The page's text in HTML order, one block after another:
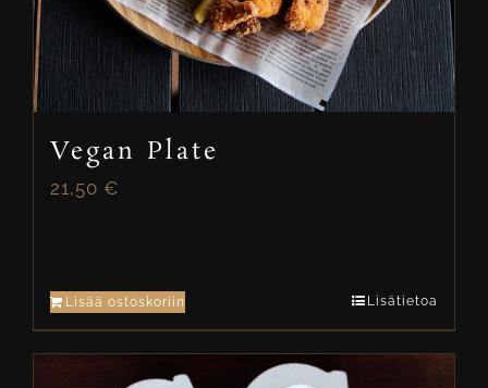
Vegan Plate
21,50 €
Lisää ostoskoriin Lisätietoa